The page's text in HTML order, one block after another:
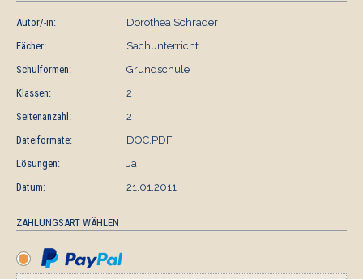
Autor/-in:
Dorothea Schrader
Fächer:
Sachunterricht
Schulformen:
Grundschule
Klassen:
2
Seitenanzahl:
2
Dateiformate:
DOC,PDF
Lösungen:
Ja
Datum:
21.01.2011
ZAHLUNGSART WÄHLEN